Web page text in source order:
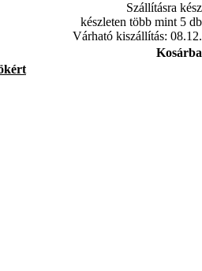
Szállításra kész
készleten több mint 5 db
Várható kiszállítás: 08.12.
Kosárba